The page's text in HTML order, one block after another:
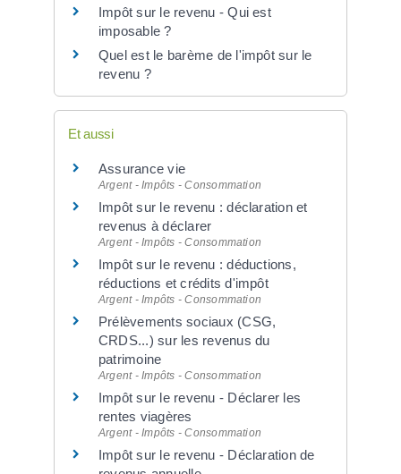
Impôt sur le revenu - Qui est
imposable ?
Quel est le barème de l'impôt sur le
revenu ?
Et aussi
Assurance vie
Argent - Impôts - Consommation
Impôt sur le revenu : déclaration et
revenus à déclarer
Argent - Impôts - Consommation
Impôt sur le revenu : déductions,
réductions et crédits d'impôt
Argent - Impôts - Consommation
Prélèvements sociaux (CSG,
CRDS...) sur les revenus du
patrimoine
Argent - Impôts - Consommation
Impôt sur le revenu - Déclarer les
rentes viagères
Argent - Impôts - Consommation
Impôt sur le revenu - Déclaration de